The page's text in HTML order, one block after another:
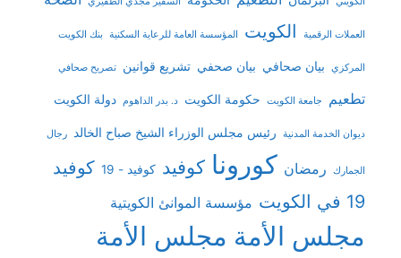
العملات الرقمية الكويت المؤسسة العامة للرعاية السكنية بنك الكويت
المركزي بيان صحافي بيان صحفي تشريع قوانين تصريح صحافي
تطعيم جامعة الكويت حكومة الكويت د. بدر الداهوم دولة الكويت
ديوان الخدمة المدنية رئيس مجلس الوزراء الشيخ صباح الخالد رجال
الجمارك رمضان كورونا كوفيد كوفيد - 19
كوفيد
19 في الكويت
مؤسسة الموانئ الكويتية
مجلس الأمة مجلس الأمة